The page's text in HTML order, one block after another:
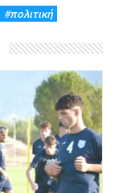
#πολιτική